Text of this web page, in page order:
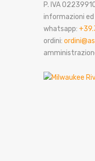
P. IVA
informazioni
whatsapp:
ordini: